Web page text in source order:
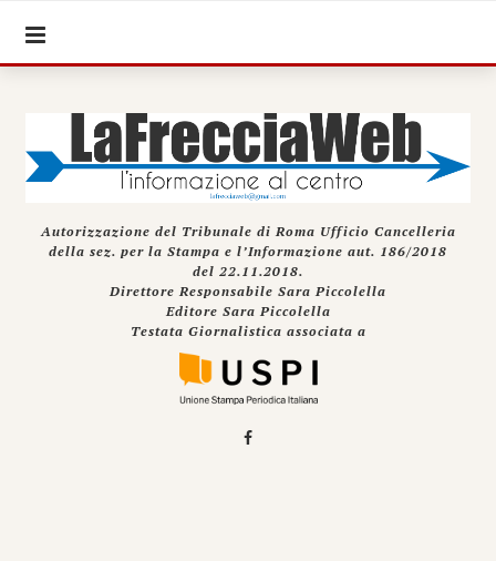
Autorizzazione del Tribunale di Roma Ufficio Cancelleria
della sez. per la Stampa e l’Informazione aut. 186/2018
del 22.11.2018.
Direttore Responsabile Sara Piccolella
Editore Sara Piccolella
Testata Giornalistica associata a